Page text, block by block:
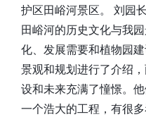
护区田峪河景区。 刘园
田峪河的历史文化与我
化、发展需要和植物园
景观和规划进行了介绍
设和未来充满了憧憬。
一个浩大的工程，有很